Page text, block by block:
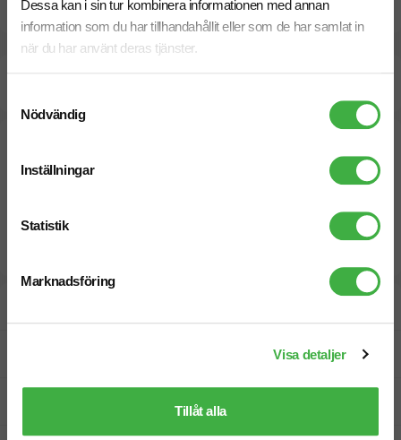
Dessa kan i sin tur kombinera informationen med annan
information som du har tillhandahållit eller som de har samlat in
när du har använt deras tjänster.
Nödvändig
Inställningar
Statistik
Marknadsföring
Visa detaljer
Tillåt alla